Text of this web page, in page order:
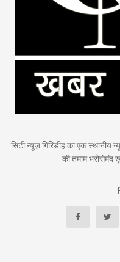
सिटी न्यूज़ गिरिडीह का एक स्थानीय
की तमाम भरोसेमंद